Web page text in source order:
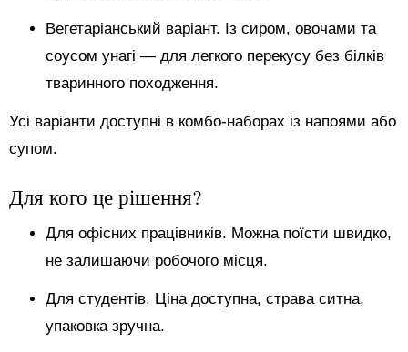
Вегетаріанський варіант. Із сиром, овочами та
соусом унагі — для легкого перекусу без білків
тваринного походження.
Усі варіанти доступні в комбо-наборах із напоями або
супом.
Для кого це рішення?
Для офісних працівників. Можна поїсти швидко,
не залишаючи робочого місця.
Для студентів. Ціна доступна, страва ситна,
упаковка зручна.